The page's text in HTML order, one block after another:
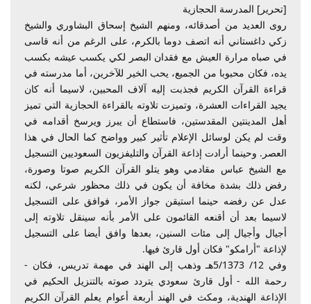
[تحرير] المدرسة الحجازية
روى العديد من أصدقائه، ومنهم الشيخ إسحاق البشاوري والشيخ
زكي داغستاني أنه اتصف دوما بالكرم، على الرغم من أنه قاسى
في صباه مرارة العيش مع فقدان البصر لكي يكسب عيشه بكسب
يده، فكان محبوبا من الجميع، يحب الخير للآخرين، أما مدرسته في
قراءة القرآن الكريم فجذبت إليه آلاف المحبين، لاسيما أنه كان
يجيد القراءات العشرة، وتميزت تلاوته بالقراءة الحجازية التي تميز
أهل المدينتين المقدستين، فاستطاع أن يبرز ويرسخ أقدامه في
وقت لم يكن لوسائل الإعلام تأثير كبير وواضح كما الحال في هذا
العصر. وحينما أرادت إذاعة القرآن والتليفزيون السعوديين التسجيل
مع الشيخ عباس مقادمي وهو يتلو القرآن الكريم صوتا وصورة،
رفض ذلك بشدة مخافة أن يكون في ذلك محظور شرعي، لكنه
عدل عن رفضه حينما استيقن جواز الأمر، فوافق على التسجيل
لاسيما بعد أن أقنعه القائمون على الأمر بأنه سينقل تلاوته إلى
أجيال وأجيال إلى مئات السنين، بعدها وافق أيضا على التسجيل
لإذاعة "أرامكو" فكان أول قارئ فيها.
وفي 12/ 5/1373هـ وذهب إلى الهند في مهمة تدريس، فكان -
رحمة الله - أول قارئ سعودي يتردد صوته بالتنزيل الحكيم في
الإذاعة الهندية، ومكث في الهند أربعة أعوام يعلم القرآن الكريم